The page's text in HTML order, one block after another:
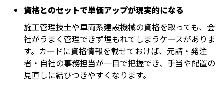
資格とのセットで単価アップが現実的になる
施工管理技士や車両系建設機械の資格を取っても、会
社がうまく管理できず埋もれてしまうケースがありま
す。カードに資格情報を載せておけば、元請・発注
者・自社の事務担当が一目で把握でき、手当や配置の
見直しに結びつきやすくなります。